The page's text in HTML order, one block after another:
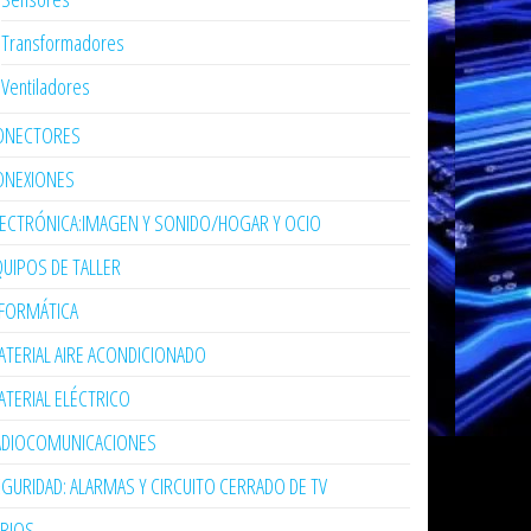
Transformadores
Ventiladores
Y SONIDO/HOGAR Y OCIO
DE TALLER
AIRE ACONDICIONADO
ELÉCTRICO
ALARMAS Y CIRCUITO CERRADO DE TV